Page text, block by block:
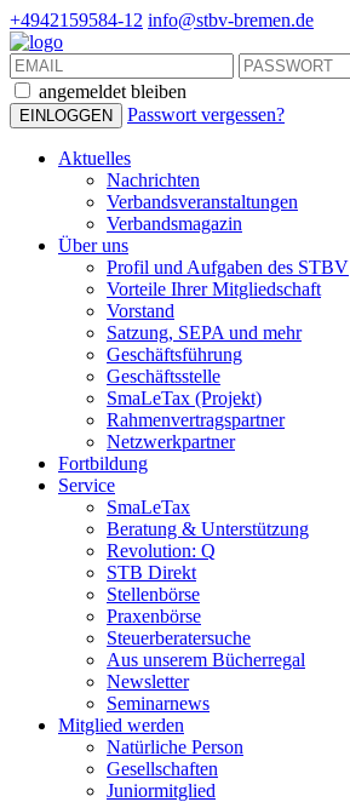
+4942159584-12 info@stbv-bremen.de
angemeldet bleiben
Passwort vergessen?
Aktuelles
Nachrichten
Verbandsveranstaltungen
Verbandsmagazin
Über uns
Profil und Aufgaben des STBV
Vorteile Ihrer Mitgliedschaft
Vorstand
Satzung, SEPA und mehr
Geschäftsführung
Geschäftsstelle
SmaLeTax (Projekt)
Rahmenvertragspartner
Netzwerkpartner
Fortbildung
Service
SmaLeTax
Beratung & Unterstützung
Revolution: Q
STB Direkt
Stellenbörse
Praxenbörse
Steuerberatersuche
Aus unserem Bücherregal
Newsletter
Seminarnews
Mitglied werden
Natürliche Person
Gesellschaften
Juniormitglied